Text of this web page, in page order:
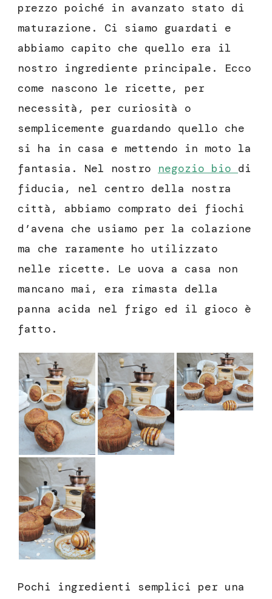
prezzo poiché in avanzato stato di
maturazione. Ci siamo guardati e
abbiamo capito che quello era il
nostro ingrediente principale. Ecco
come nascono le ricette, per
necessità, per curiosità o
semplicemente guardando quello che
si ha in casa e mettendo in moto la
fantasia. Nel nostro negozio bio di
fiducia, nel centro della nostra
città, abbiamo comprato dei fiochi
d’avena che usiamo per la colazione
ma che raramente ho utilizzato
nelle ricette. Le uova a casa non
mancano mai, era rimasta della
panna acida nel frigo ed il gioco è
fatto.
Pochi ingredienti semplici per una